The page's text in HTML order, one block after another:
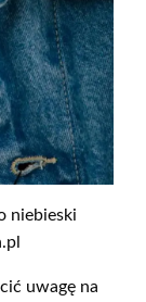
niebieski
uwagę na